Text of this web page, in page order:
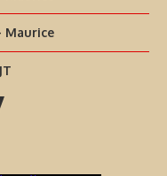
Maurice